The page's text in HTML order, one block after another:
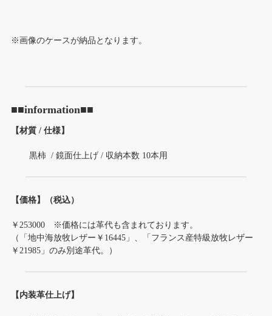
※画像のケースが納品となります。
■■information■■
【材質 / 仕様】
黒柿 / 鏡面仕上げ / 収納本数 10本用
【価格】（税込）
￥253000 ※価格には革代も含まれております。
（「地中海放牧レザー￥16445」、「フランス産特級放牧レザー
￥21985」のみ別途革代。）
【内装革仕上げ】